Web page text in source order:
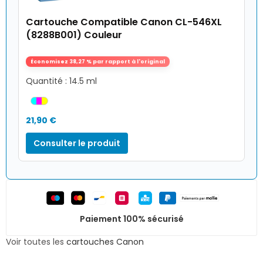
Cartouche Compatible Canon CL-546XL
(8288B001) Couleur
Économisez 38,27 % par rapport à l'original
Quantité : 14.5 ml
21,90 €
Consulter le produit
Paiement 100% sécurisé
Voir toutes les cartouches Canon